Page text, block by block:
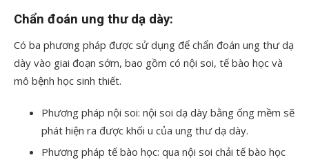
Chẩn đoán ung thư dạ dày:
Có ba phương pháp được sử dụng để chẩn đoán ung thư dạ
dày vào giai đoạn sớm, bao gồm có nội soi, tế bào học và
mô bệnh học sinh thiết.
Phương pháp nội soi: nội soi dạ dày bằng ống mềm sẽ
phát hiện ra được khối u của ung thư dạ dày.
Phương pháp tế bào học: qua nội soi chải tế bào học